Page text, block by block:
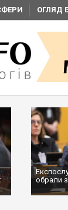
ОГЛЯД
обрали